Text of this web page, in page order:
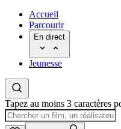
Accueil
Parcourir
En direct
Jeunesse
Tapez au moins 3 caractères